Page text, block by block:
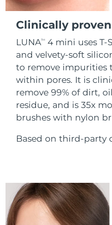
Clinically proven
LUNATM 4 mini uses T-
and velvety-soft
to remove impurities
within pores. It is
remove 99% of dirt,
residue, and is 35x
brushes with nylon
Based on third-party
For healthy hair
18% PAP
Купить
FOREO APP
ПОДРОБНЕЕ
Гибралтар
Греция
Гонконг (САР)
Венгрия
Ирландия
о-в Мэн